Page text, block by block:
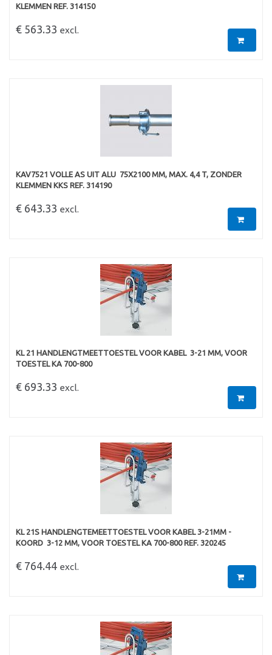
KLEMMEN REF. 314150
€ 563.33 excl.
KAV7521 VOLLE AS UIT ALU  75X2100 MM, MAX. 4,4 T, ZONDER
KLEMMEN KKS REF. 314190
€ 643.33 excl.
KL 21 HANDLENGTMEETTOESTEL VOOR KABEL  3-21 MM, VOOR
TOESTEL KA 700-800
€ 693.33 excl.
KL 21S HANDLENGTEMEETTOESTEL VOOR KABEL 3-21MM -
KOORD  3-12 MM, VOOR TOESTEL KA 700-800 REF. 320245
€ 764.44 excl.